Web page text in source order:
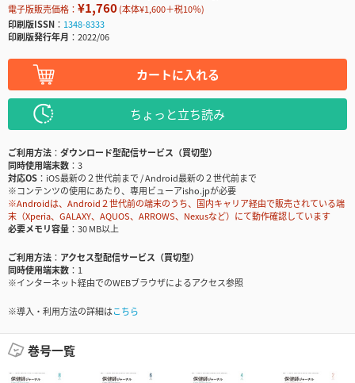
電子版販売価格： ¥1,760(本体¥1,600＋税10％)
印刷版ISSN
1348-8333
印刷版発行年月
2022/06
カートに入れる
ちょっと立ち読み
ご利用方法
ダウンロード型配信サービス（買切型）
同時使用端末数
3
対応OS
iOS最新の２世代前まで / Android最新の２世代前まで
※コンテンツの使用にあたり、専用ビューアisho.jpが必要
※Androidは、Android２世代前の端末のうち、国内キャリア経由で販売されている端
末（Xperia、GALAXY、AQUOS、ARROWS、Nexusなど）にて動作確認しています
必要メモリ容量
30 MB以上
ご利用方法
アクセス型配信サービス（買切型）
同時使用端末数
1
※インターネット経由でのWEBブラウザによるアクセス参照
※導入・利用方法の詳細はこちら
巻号一覧